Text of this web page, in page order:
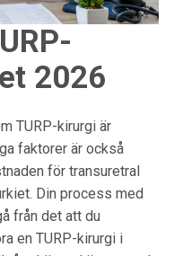
2026
TURP-kirurgi är
faktorer är också
för transuretral
Din process med
från det att du
en TURP-kirurgi i